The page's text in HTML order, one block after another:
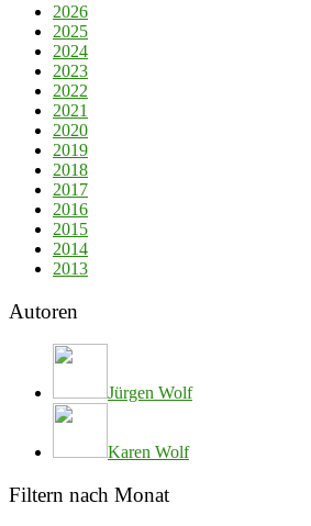
2026
2025
2024
2023
2022
2021
2020
2019
2018
2017
2016
2015
2014
2013
Autoren
Jürgen Wolf
Karen Wolf
Filtern nach Monat